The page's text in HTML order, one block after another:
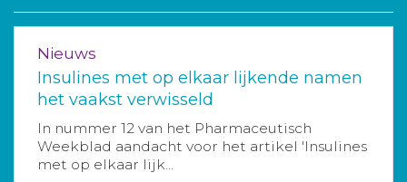
Nieuws
Insulines met op elkaar lijkende namen
het vaakst verwisseld
In nummer 12 van het Pharmaceutisch
Weekblad aandacht voor het artikel 'Insulines
met op elkaar lijk...